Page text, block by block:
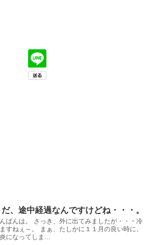
だ、途中経過なんですけどね・・・。
ばんは。 さっき、外に出てみましたが・・・冷
すねぇ～。 まぁ、たしかに１１月の良い時に、
になってしま...